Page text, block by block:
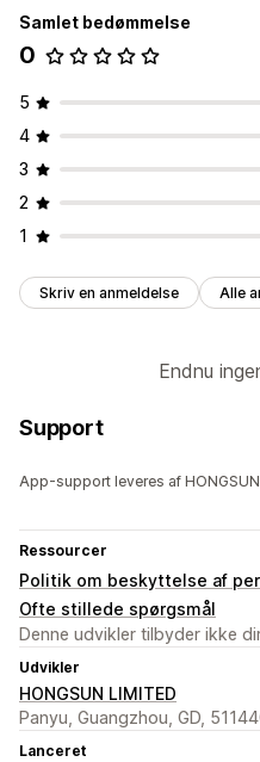
Abonnentadministration
Automatiske notifikationer
Samlet bedømmelse
0
5
4
3
2
1
Skriv en anmeldelse Alle
Endnu
Support
App-support leveres af HONGSUN
Ressourcer
Politik om beskyttelse af
Ofte stillede spørgsmål
Denne udvikler tilbyder ikke
Udvikler
HONGSUN LIMITED
Panyu, Guangzhou, GD,
Lanceret